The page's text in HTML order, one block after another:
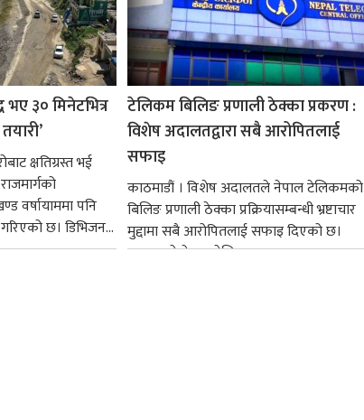
भए ३० मिनेटभित्र
क्षतिग्रस्त भई
वर्षायाममा पनि
छ। डिभिजन...
टेलिकम बिलिङ प्रणाली ठेक्का प्रकरण :
विशेष अदालतद्वारा सबै आरोपितलाई
सफाइ
काठमाडौं । विशेष अदालतले नेपाल टेलिकमको
बिलिङ प्रणाली ठेक्का प्रक्रियासम्बन्धी भ्रष्टाचार
मुद्दामा सबै आरोपितलाई सफाइ दिएको छ।
अदालतले नेपाल टेलिकमका...